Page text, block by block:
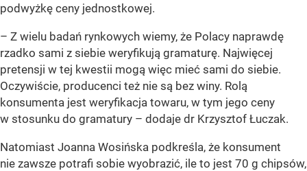
podwyżkę ceny jednostkowej.
– Z wielu badań rynkowych wiemy, że Polacy naprawdę
rzadko sami z siebie weryfikują gramaturę. Najwięcej
pretensji w tej kwestii mogą więc mieć sami do siebie.
Oczywiście, producenci też nie są bez winy. Rolą
konsumenta jest weryfikacja towaru, w tym jego ceny
w stosunku do gramatury – dodaje dr Krzysztof Łuczak.
Natomiast Joanna Wosińska podkreśla, że konsument
nie zawsze potrafi sobie wyobrazić, ile to jest 70 g chipsów,